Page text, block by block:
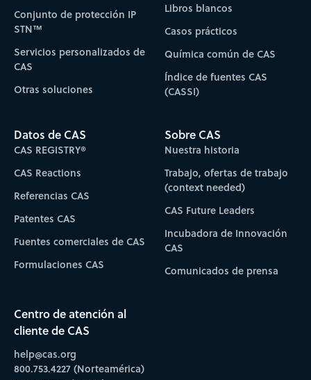
Conjunto de protección IP
STN™
Servicios personalizados de
CAS
Otras soluciones
Libros blancos
Casos prácticos
Química común de CAS
Índice de fuentes CAS
(CASSI)
Datos de CAS
CAS REGISTRY®
CAS Reactions
Referencias CAS
Patentes CAS
Fuentes comerciales de CAS
Formulaciones CAS
Sobre CAS
Nuestra historia
Trabajo, ofertas de trabajo
(context needed)
CAS Future Leaders
Incubadora de Innovación
CAS
Comunicados de prensa
Centro de atención al
cliente de CAS
help@cas.org
800.753.4227 (Norteamérica)